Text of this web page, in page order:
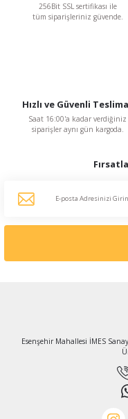
256Bit SSL sertifikası ile
tüm siparişleriniz güvende.
Hızlı ve Güvenli
Saat 16:00'a kadar verdiğiniz
siparişler aynı gün kargoda.
Esenşehir Mahallesi İMES